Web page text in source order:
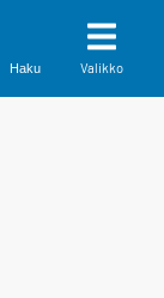
Haku Valikko